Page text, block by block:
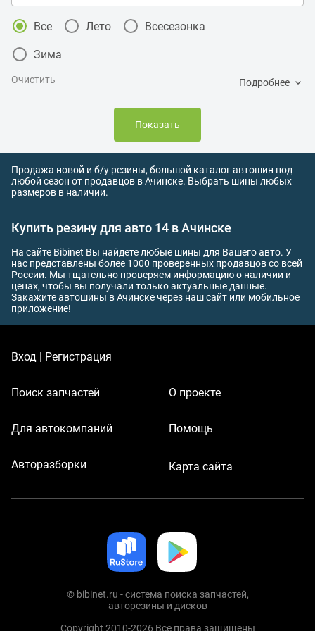
Все Лето Всесезонка
Зима
Очистить Подробнее
Показать
Продажа новой и б/у резины, большой каталог автошин под
любой сезон от продавцов в Ачинске. Выбрать шины любых
размеров в наличии.
Купить резину для авто 14 в Ачинске
На сайте Bibinet Вы найдете любые шины для Вашего авто. У
нас представлены более 1000 проверенных продавцов со всей
России. Мы тщательно проверяем информацию о наличии и
ценах, чтобы вы получали только актуальные данные.
Закажите автошины в Ачинске через наш сайт или мобильное
приложение!
Вход | Регистрация
Поиск запчастей
Для автокомпаний
Авторазборки
О проекте
Помощь
Карта сайта
© bibinet.ru - система поиска запчастей,
авторезины и дисков
Copyright 2010-2026 Все права защищены